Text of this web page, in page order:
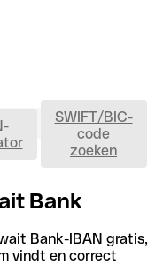
SWIFT/BIC-
code
zoeken
Bank
Bank-IBAN gratis,
vindt en correct